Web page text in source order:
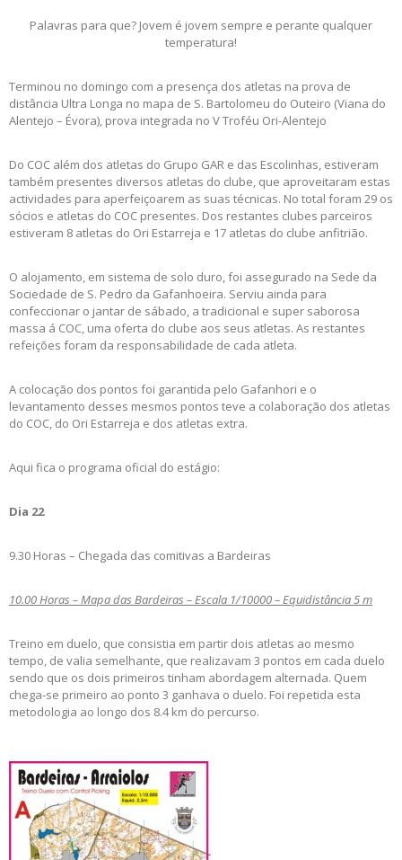
Palavras para que? Jovem é jovem sempre e perante qualquer
temperatura!
Terminou no domingo com a presença dos atletas na prova de
distância Ultra Longa no mapa de S. Bartolomeu do Outeiro (Viana do
Alentejo – Évora), prova integrada no V Troféu Ori-Alentejo
Do COC além dos atletas do Grupo GAR e das Escolinhas, estiveram
também presentes diversos atletas do clube, que aproveitaram estas
actividades para aperfeiçoarem as suas técnicas. No total foram 29 os
sócios e atletas do COC presentes. Dos restantes clubes parceiros
estiveram 8 atletas do Ori Estarreja e 17 atletas do clube anfitrião.
O alojamento, em sistema de solo duro, foi assegurado na Sede da
Sociedade de S. Pedro da Gafanhoeira. Serviu ainda para
confeccionar o jantar de sábado, a tradicional e super saborosa
massa á COC, uma oferta do clube aos seus atletas. As restantes
refeições foram da responsabilidade de cada atleta.
A colocação dos pontos foi garantida pelo Gafanhori e o
levantamento desses mesmos pontos teve a colaboração dos atletas
do COC, do Ori Estarreja e dos atletas extra.
Aqui fica o programa oficial do estágio:
Dia 22
9.30 Horas – Chegada das comitivas a Bardeiras
10.00 Horas – Mapa das Bardeiras – Escala 1/10000 – Equidistância 5 m
Treino em duelo, que consistia em partir dois atletas ao mesmo
tempo, de valia semelhante, que realizavam 3 pontos em cada duelo
sendo que os dois primeiros tinham abordagem alternada. Quem
chega-se primeiro ao ponto 3 ganhava o duelo. Foi repetida esta
metodologia ao longo dos 8.4 km do percurso.